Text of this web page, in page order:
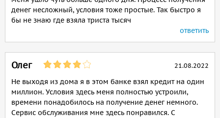
денег несложный, условия тоже простые. Так быстро я
бы не знаю где взяла триста тысяч
ответить
Олег 21.08.2022
Не выходя из дома я в этом банке взял кредит на один
миллион. Условия здесь меня полностью устроили,
времени понадобилось на получение денег немного.
Сервис обслуживания мне здесь понравился. С